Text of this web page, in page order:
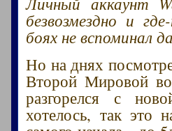
безвозмездно и
боях не вспоминал
Но на днях
Второй Мировой
разгорелся с
хотелось, так это